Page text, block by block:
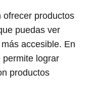
ofrecer productos
puedas ver
accesible. En
permite lograr
productos